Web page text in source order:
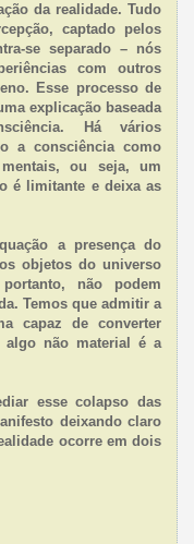
da realidade. Tudo
captado pelos
se separado – nós
com outros
Esse processo de
explicação baseada
Há vários
a consciência como
ou seja, um
é limitante e deixa as
a presença do
objetos do universo
não podem
Temos que admitir a
capaz de converter
algo não material é a
esse colapso das
deixando claro
ocorre em dois